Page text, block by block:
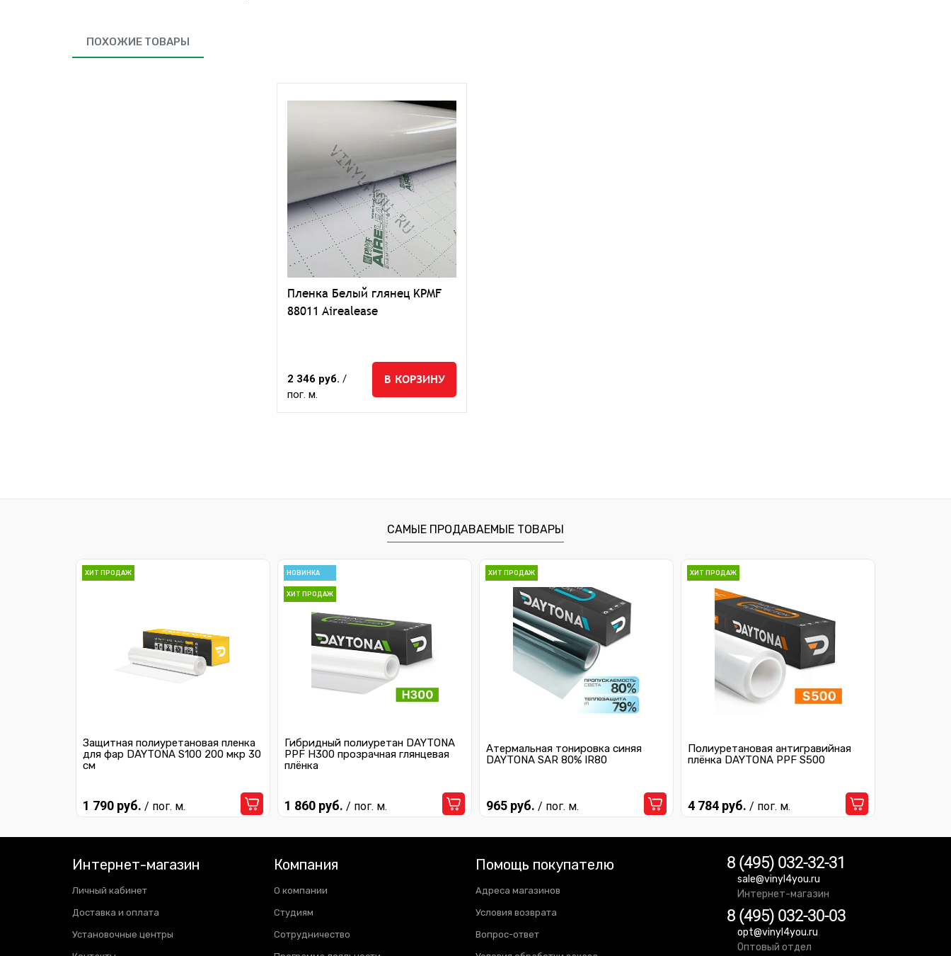
ПОХОЖИЕ ТОВАРЫ
Пленка Белый глянец KPMF
88011 Airealease
2 346 руб./
пог. м.
В КОРЗИНУ
САМЫЕ ПРОДАВАЕМЫЕ ТОВАРЫ
ХИТ ПРОДАЖ
Защитная полиуретановая пленка
для фар DAYTONA S100 200 мкр 30
см
1 790 руб. / пог. м.
НОВИНКА
ХИТ ПРОДАЖ
Гибридный полиуретан DAYTONA
PPF H300 прозрачная глянцевая
плёнка
1 860 руб. / пог. м.
ХИТ ПРОДАЖ
Атермальная тонировка синяя
DAYTONA SAR 80% IR80
965 руб. / пог. м.
ХИТ ПРОДАЖ
Полиуретановая антигравийная
плёнка DAYTONA PPF S500
4 784 руб. / пог. м.
Интернет-магазин
Личный кабинет
Доставка и оплата
Установочные центры
Компания
О компании
Студиям
Сотрудничество
Помощь покупателю
Адреса магазинов
Условия возврата
Вопрос-ответ
8 (495) 032-32-31
sale@vinyl4you.ru
Интернет-магазин
8 (495) 032-30-03
opt@vinyl4you.ru
Оптовый отдел